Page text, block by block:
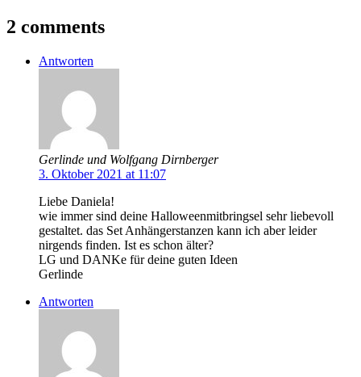
2 comments
Antworten
Gerlinde und Wolfgang Dirnberger
3. Oktober 2021 at 11:07
Liebe Daniela!
wie immer sind deine Halloweenmitbringsel sehr liebevoll
gestaltet. das Set Anhängerstanzen kann ich aber leider
nirgends finden. Ist es schon älter?
LG und DANKe für deine guten Ideen
Gerlinde
Antworten